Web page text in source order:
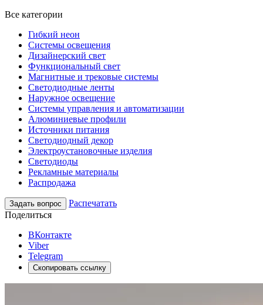
Все категории
Гибкий неон
Системы освещения
Дизайнерский свет
Функциональный свет
Магнитные и трековые системы
Светодиодные ленты
Наружное освещение
Системы управления и автоматизации
Алюминиевые профили
Источники питания
Светодиодный декор
Электроустановочные изделия
Светодиоды
Рекламные материалы
Распродажа
Задать вопрос
Распечатать
Поделиться
ВКонтакте
Viber
Telegram
Скопировать ссылку